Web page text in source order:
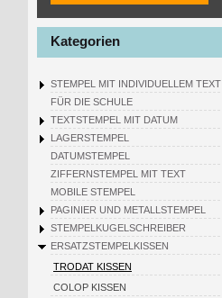
Kategorien
STEMPEL MIT INDIVIDUELLEM TEXT
FÜR DIE SCHULE
TEXTSTEMPEL MIT DATUM
LAGERSTEMPEL
DATUMSTEMPEL
ZIFFERNSTEMPEL MIT TEXT
MOBILE STEMPEL
PAGINIER UND METALLSTEMPEL
STEMPELKUGELSCHREIBER
ERSATZSTEMPELKISSEN
TRODAT KISSEN
COLOP KISSEN